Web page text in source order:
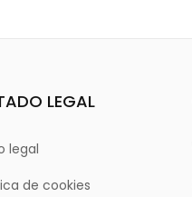
LEGAL
legal
de cookies